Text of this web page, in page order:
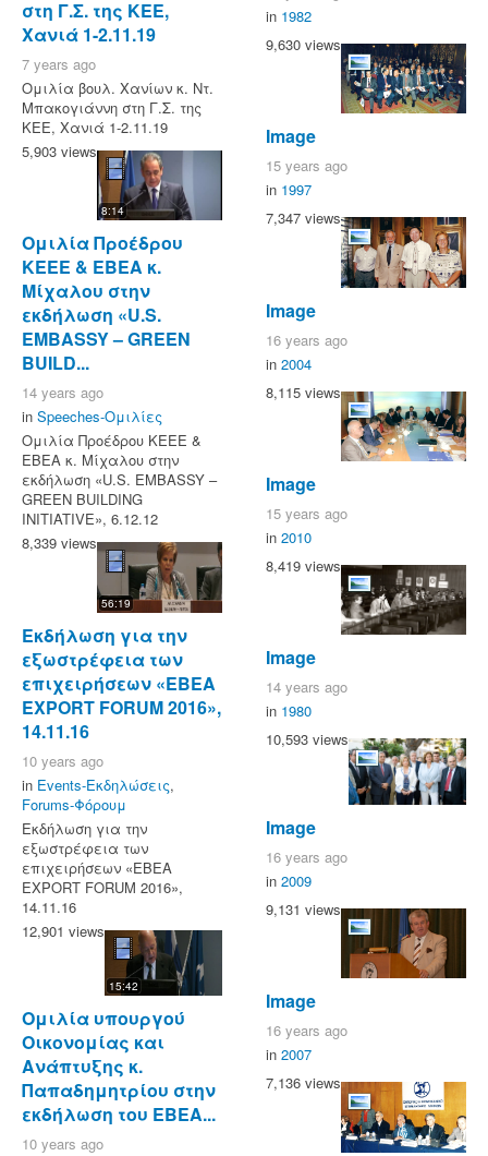
στη Γ.Σ. της ΚΕΕ,
Χανιά 1-2.11.19
7 years ago
Ομιλία βουλ. Χανίων κ. Ντ.
Μπακογιάννη στη Γ.Σ. της
ΚΕΕ, Χανιά 1-2.11.19
5,903 views
8:14
Ομιλία Προέδρου
ΚΕΕΕ & ΕΒΕΑ κ.
Μίχαλου στην
εκδήλωση «U.S.
EMBASSY – GREEN
BUILD...
14 years ago
in Speeches-Ομιλίες
Ομιλία Προέδρου ΚΕΕΕ &
ΕΒΕΑ κ. Μίχαλου στην
εκδήλωση «U.S. EMBASSY –
GREEN BUILDING
INITIATIVE», 6.12.12
8,339 views
56:19
Εκδήλωση για την
εξωστρέφεια των
επιχειρήσεων «ΕΒΕΑ
EXPORT FORUM 2016»,
14.11.16
10 years ago
in Events-Εκδηλώσεις,
Forums-Φόρουμ
Εκδήλωση για την
εξωστρέφεια των
επιχειρήσεων «ΕΒΕΑ
EXPORT FORUM 2016»,
14.11.16
12,901 views
15:42
Ομιλία υπουργού
Οικονομίας και
Ανάπτυξης κ.
Παπαδημητρίου στην
εκδήλωση του ΕΒΕΑ...
10 years ago
in 1982
9,630 views
Image
15 years ago
in 1997
7,347 views
Image
16 years ago
in 2004
8,115 views
Image
15 years ago
in 2010
8,419 views
Image
14 years ago
in 1980
10,593 views
Image
16 years ago
in 2009
9,131 views
Image
16 years ago
in 2007
7,136 views